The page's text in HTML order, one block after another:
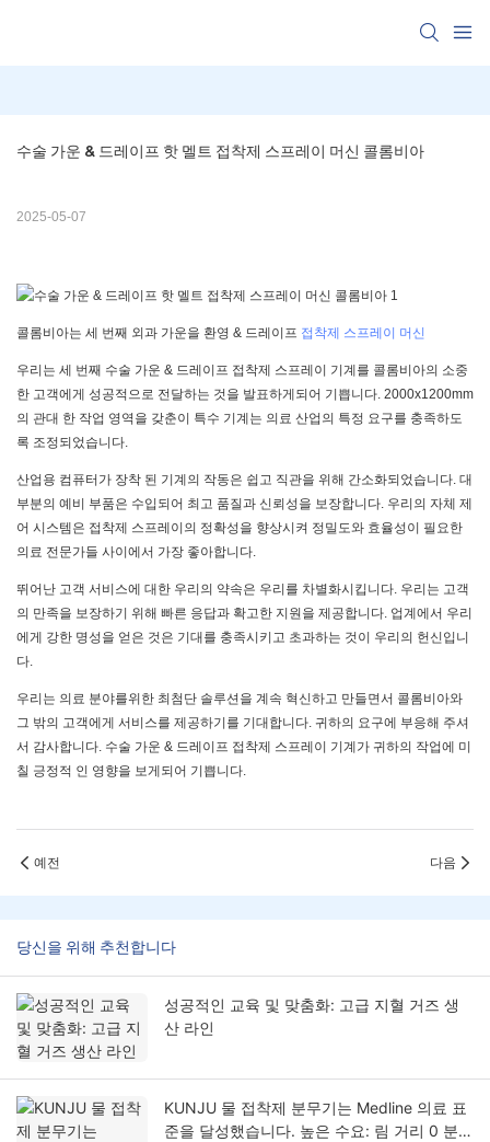
수술 가운 & 드레이프 핫 멜트 접착제 스프레이 머신 콜롬비아
2025-05-07
콜롬비아는 세 번째 외과 가운을 환영 & 드레이프 접착제 스프레이 머신
우리는 세 번째 수술 가운 & 드레이프 접착제 스프레이 기계를 콜롬비아의 소중
한 고객에게 성공적으로 전달하는 것을 발표하게되어 기쁩니다. 2000x1200mm
의 관대 한 작업 영역을 갖춘이 특수 기계는 의료 산업의 특정 요구를 충족하도
록 조정되었습니다.
산업용 컴퓨터가 장착 된 기계의 작동은 쉽고 직관을 위해 간소화되었습니다. 대
부분의 예비 부품은 수입되어 최고 품질과 신뢰성을 보장합니다. 우리의 자체 제
어 시스템은 접착제 스프레이의 정확성을 향상시켜 정밀도와 효율성이 필요한
의료 전문가들 사이에서 가장 좋아합니다.
뛰어난 고객 서비스에 대한 우리의 약속은 우리를 차별화시킵니다. 우리는 고객
의 만족을 보장하기 위해 빠른 응답과 확고한 지원을 제공합니다. 업계에서 우리
에게 강한 명성을 얻은 것은 기대를 충족시키고 초과하는 것이 우리의 헌신입니
다.
우리는 의료 분야를위한 최첨단 솔루션을 계속 혁신하고 만들면서 콜롬비아와
그 밖의 고객에게 서비스를 제공하기를 기대합니다. 귀하의 요구에 부응해 주셔
서 감사합니다. 수술 가운 & 드레이프 접착제 스프레이 기계가 귀하의 작업에 미
칠 긍정적 인 영향을 보게되어 기쁩니다.
예전 다음
당신을 위해 추천합니다
성공적인 교육 및 맞춤화: 고급 지혈 거즈 생
산 라인
KUNJU 물 접착제 분무기는 Medline 의료 표
준을 달성했습니다. 높은 수요: 림 거리 0 분무